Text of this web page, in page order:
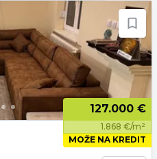
127.000 €
1.868 €/m²
MOŽE NA KREDIT